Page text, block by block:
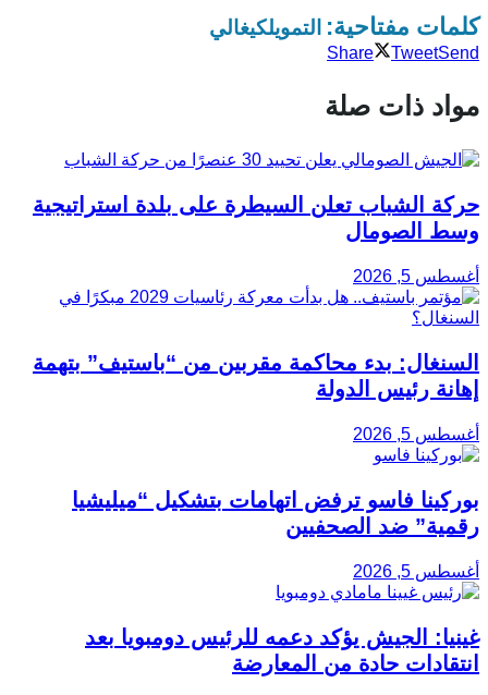
كلمات مفتاحية: التمويلكيغالي
Share TweetSend
مواد ذات صلة
حركة الشباب تعلن السيطرة على بلدة استراتيجية
وسط الصومال
أغسطس 5, 2026
السنغال: بدء محاكمة مقربين من “باستيف” بتهمة
إهانة رئيس الدولة
أغسطس 5, 2026
بوركينا فاسو ترفض اتهامات بتشكيل “ميليشيا
رقمية” ضد الصحفيين
أغسطس 5, 2026
غينيا: الجيش يؤكد دعمه للرئيس دومبويا بعد
انتقادات حادة من المعارضة